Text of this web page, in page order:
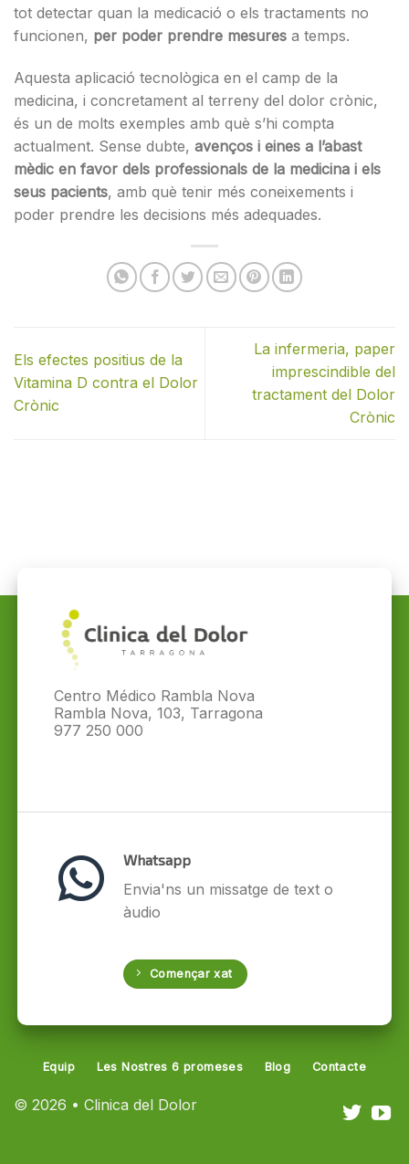
tot detectar quan la medicació o els tractaments no
funcionen, per poder prendre mesures a temps.
Aquesta aplicació tecnològica en el camp de la
medicina, i concretament al terreny del dolor crònic,
és un de molts exemples amb què s’hi compta
actualment. Sense dubte, avenços i eines a l’abast
mèdic en favor dels professionals de la medicina i els
seus pacients, amb què tenir més coneixements i
poder prendre les decisions més adequades.
Els efectes positius de la
Vitamina D contra el Dolor
Crònic
La infermeria, paper
imprescindible del
tractament del Dolor
Crònic
Centro Médico Rambla Nova
Rambla Nova, 103, Tarragona
977 250 000
Whatsapp
Envia'ns un missatge de text o
àudio
Començar xat
© 2026 • Clinica del Dolor
Equip Les Nostres 6 promeses Blog Contacte